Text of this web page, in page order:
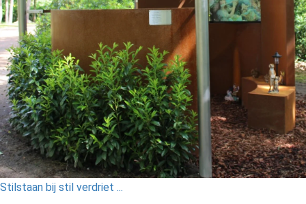
Stilstaan bij stil verdriet ...